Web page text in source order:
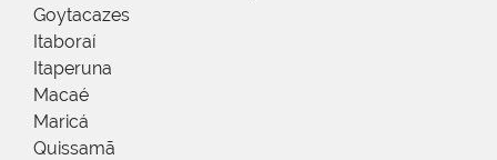
Goytacazes
Itaboraí
Itaperuna
Macaé
Maricá
Quissamã